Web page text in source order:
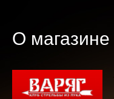
О магазине